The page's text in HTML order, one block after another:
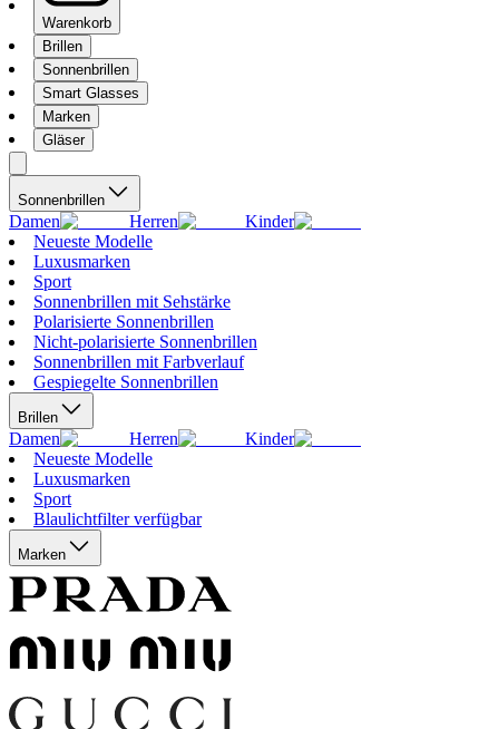
Warenkorb
Brillen
Sonnenbrillen
Smart Glasses
Marken
Gläser
Sonnenbrillen
Damen Herren
Kinder
Neueste Modelle
Luxusmarken
Sport
Sonnenbrillen mit Sehstärke
Polarisierte Sonnenbrillen
Nicht-polarisierte Sonnenbrillen
Sonnenbrillen mit Farbverlauf
Gespiegelte Sonnenbrillen
Brillen
Damen Herren
Kinder
Neueste Modelle
Luxusmarken
Sport
Blaulichtfilter verfügbar
Marken